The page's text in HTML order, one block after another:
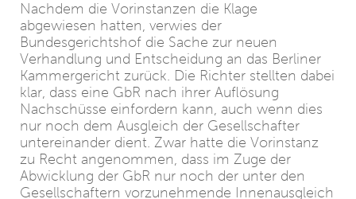
Nachdem die Vorinstanzen die Klage
abgewiesen hatten, verwies der
Bundesgerichtshof die Sache zur neuen
Verhandlung und Entscheidung an das Berliner
Kammergericht zurück. Die Richter stellten dabei
klar, dass eine GbR nach ihrer Auflösung
Nachschüsse einfordern kann, auch wenn dies
nur noch dem Ausgleich der Gesellschafter
untereinander dient. Zwar hatte die Vorinstanz
zu Recht angenommen, dass im Zuge der
Abwicklung der GbR nur noch der unter den
Gesellschaftern vorzunehmende Innenausgleich